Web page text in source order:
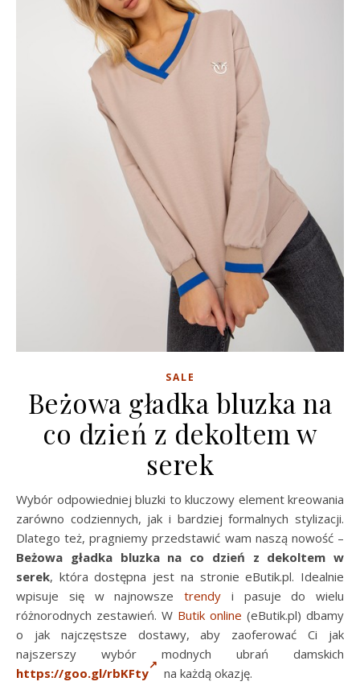
SALE
Beżowa gładka bluzka na
co dzień z dekoltem w
serek
Wybór odpowiedniej bluzki to kluczowy element kreowania
zarówno codziennych, jak i bardziej formalnych stylizacji.
Dlatego też, pragniemy przedstawić wam naszą nowość –
Beżowa gładka bluzka na co dzień z dekoltem w
serek, która dostępna jest na stronie eButik.pl. Idealnie
wpisuje się w najnowsze trendy i pasuje do wielu
różnorodnych zestawień. W Butik online (eButik.pl) dbamy
o jak najczęstsze dostawy, aby zaoferować Ci jak
najszerszy wybór modnych ubrań damskich
https://goo.gl/rbKFty
na każdą okazję.